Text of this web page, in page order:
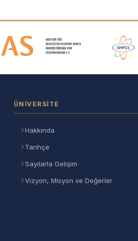
Logoları
ÜNIVERSITE
Hakkında
Tarihçe
Sayılarla Gelişim
Vizyon, Misyon ve Değerler